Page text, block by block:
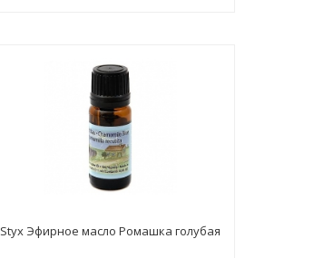
Styx Эфирное масло Ромашка голубая